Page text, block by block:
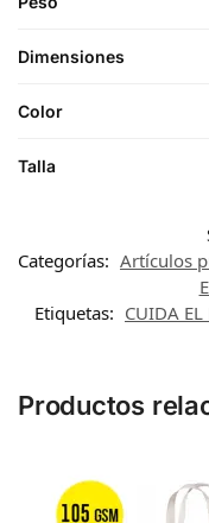
Dimensiones
Color
Talla
Categorías: Artículos
Etiquetas: CUIDA EL
Productos